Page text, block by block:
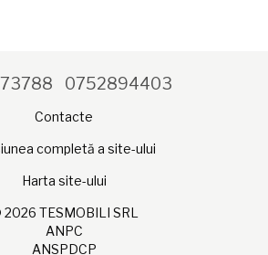
0752894403
Contacte
completă a site-ului
Harta site-ului
TESMOBILI SRL
ANPC
ANSPDCP